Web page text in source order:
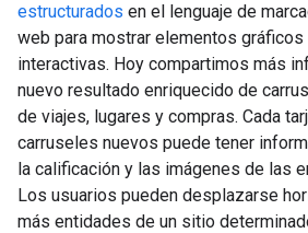
estructurados en el lenguaje de
web para mostrar elementos
interactivas. Hoy compartimos más
nuevo resultado enriquecido de
de viajes, lugares y compras. Cada
carruseles nuevos puede tener
la calificación y las imágenes de las
Los usuarios pueden desplazarse
más entidades de un sitio